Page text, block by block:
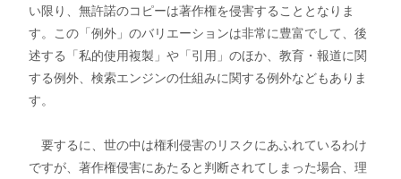
い限り、無許諾のコピーは著作権を侵害することとなりま
す。この「例外」のバリエーションは非常に豊富でして、後
述する「私的使用複製」や「引用」のほか、教育・報道に関
する例外、検索エンジンの仕組みに関する例外などもありま
す。
要するに、世の中は権利侵害のリスクにあふれているわけ
ですが、著作権侵害にあたると判断されてしまった場合、理